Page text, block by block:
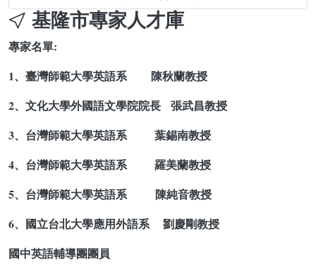
基隆市專家人才庫
專家名單:
1、臺灣師範大學英語系 陳秋蘭教授
2、文化大學外國語文學院院長 張武昌教授
3、台灣師範大學英語系 葉錫南教授
4、台灣師範大學英語系 羅美蘭教授
5、台灣師範大學英語系 陳純音教授
6、國立台北大學應用外語系 劉慶剛教授
國中英語輔導團團員